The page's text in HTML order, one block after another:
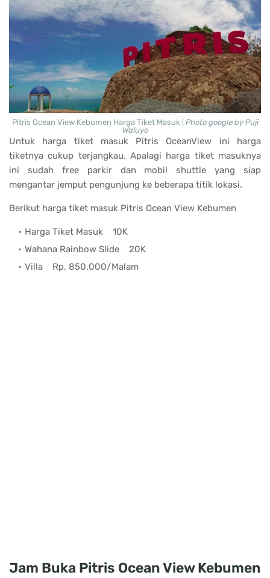
Pitris Ocean View Kebumen Harga Tiket Masuk | Photo google by Puji
Waluyo
Untuk harga tiket masuk Pitris OceanView ini harga
tiketnya cukup terjangkau. Apalagi harga tiket masuknya
ini sudah free parkir dan mobil shuttle yang siap
mengantar jemput pengunjung ke beberapa titik lokasi.
Berikut harga tiket masuk Pitris Ocean View Kebumen
Harga Tiket Masuk 10K
Wahana Rainbow Slide 20K
Villa Rp. 850.000/Malam
Jam Buka Pitris Ocean View Kebumen